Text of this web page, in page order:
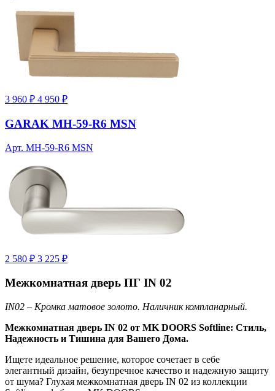
3 960 ₽ 4 950 ₽
GARAK MH-59-R6 MSN
Арт. MH-59-R6 MSN
2 580 ₽ 3 225 ₽
Межкомнатная дверь ПГ IN 02
IN02 – Кромка матовое золото. Наличник компланарный.
Межкомнатная дверь IN 02 от MK DOORS Softline: Стиль,
Надежность и Тишина для Вашего Дома.
Ищете идеальное решение, которое сочетает в себе
элегантный дизайн, безупречное качество и надежную защиту
от шума? Глухая межкомнатная дверь IN 02 из коллекции